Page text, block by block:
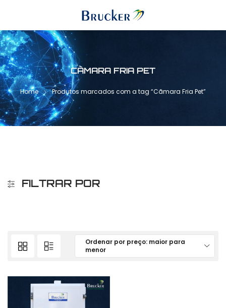
CÃMARA FRIA PET
Home Produtos marcados com a tag “Cãmara Fria Pet”
FILTRAR POR
Ordenar por preço: maior para
menor